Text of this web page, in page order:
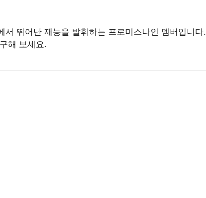
뛰어난 재능을 발휘하는 프로미스나인 멤버입니다.
해 보세요.